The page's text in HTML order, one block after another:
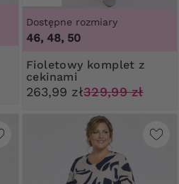
Dostępne rozmiary
46, 48, 50
Fioletowy komplet z
cekinami
263,99 zł329,99 zł